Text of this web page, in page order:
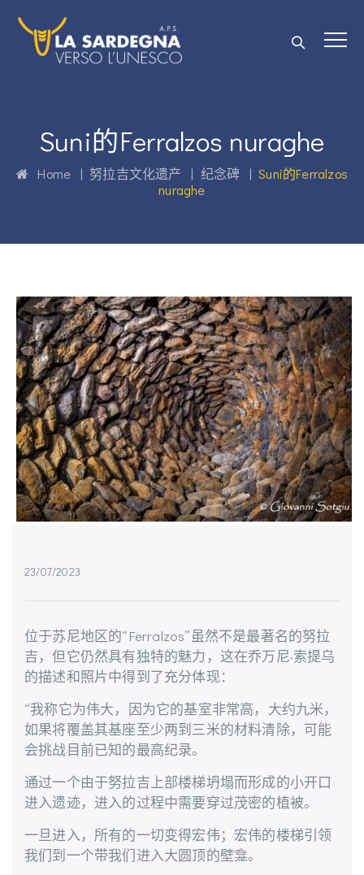
Suni的Ferralzos nuraghe
Home | 努拉吉文化遗产 | 纪念碑 |Suni的Ferralzos
nuraghe
23/07/2023
位于苏尼地区的“Ferralzos”虽然不是最著名的努拉
吉，但它仍然具有独特的魅力，这在乔万尼·索提乌
的描述和照片中得到了充分体现：
“我称它为伟大，因为它的基室非常高，大约九米，
如果将覆盖其基座至少两到三米的材料清除，可能
会挑战目前已知的最高纪录。
通过一个由于努拉吉上部楼梯坍塌而形成的小开口
进入遗迹，进入的过程中需要穿过茂密的植被。
一旦进入，所有的一切变得宏伟；宏伟的楼梯引领
我们到一个带我们进入大圆顶的壁龛。